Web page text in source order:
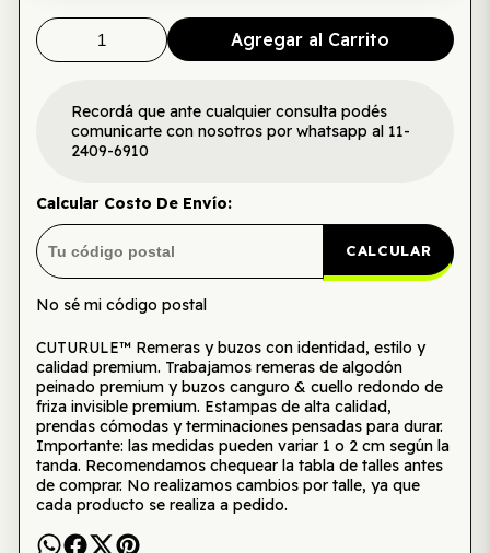
Agregar al Carrito
Recordá que ante cualquier consulta podés
comunicarte con nosotros por whatsapp al 11-
2409-6910
Calcular Costo De Envío:
CALCULAR
No sé mi código postal
CUTURULE™ Remeras y buzos con identidad, estilo y
calidad premium. Trabajamos remeras de algodón
peinado premium y buzos canguro & cuello redondo de
friza invisible premium. Estampas de alta calidad,
prendas cómodas y terminaciones pensadas para durar.
Importante: las medidas pueden variar 1 o 2 cm según la
tanda. Recomendamos chequear la tabla de talles antes
de comprar. No realizamos cambios por talle, ya que
cada producto se realiza a pedido.
Te puede interesar también